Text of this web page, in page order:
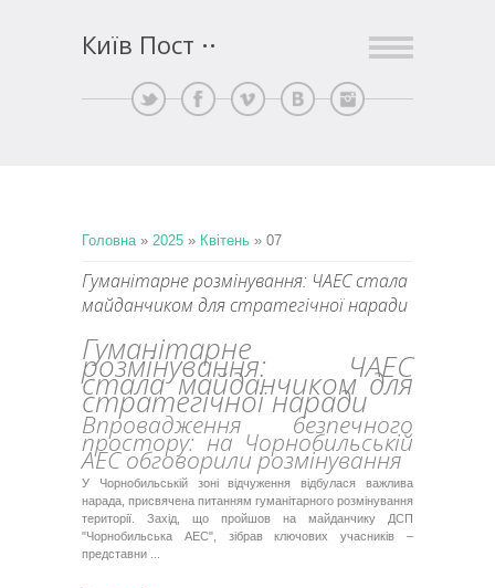
Київ Пост
Головна » 2025 » Квітень » 07
Гуманітарне розмінування: ЧАЕС стала
майданчиком для стратегічної наради
Гуманітарне
розмінування: ЧАЕС
стала майданчиком для
стратегічної наради
Впровадження безпечного
простору: на Чорнобильській
АЕС обговорили розмінування
У Чорнобильській зоні відчуження відбулася важлива
нарада, присвячена питанням гуманітарного розмінування
території. Захід, що пройшов на майданчику ДСП
"Чорнобильська АЕС", зібрав ключових учасників –
представни